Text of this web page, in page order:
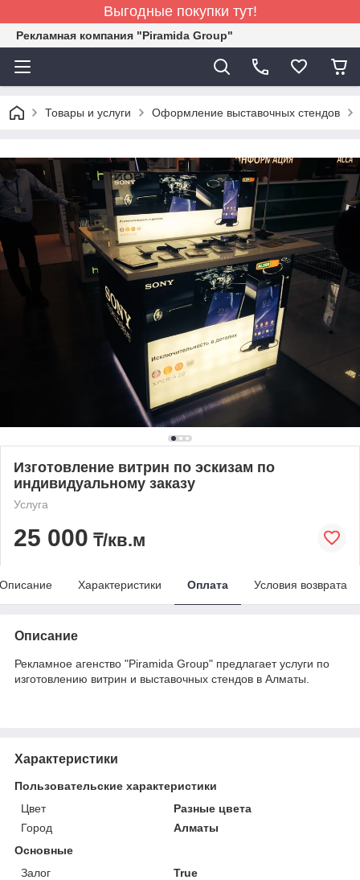
Выгодные покупки тут!
Рекламная компания "Piramida Group"
Товары и услуги Оформление выставочных стендов
Изготовление витрин по эскизам по
индивидуальному заказу
Услуга
25 000 ₸/кв.м
Описание Характеристики Оплата Условия возврата
Описание
Рекламное агенство "Piramida Group" предлагает услуги по
изготовлению витрин и выставочных стендов в Алматы.
Характеристики
Пользовательские характеристики
Цвет
Разные цвета
Город
Алматы
Основные
Залог
True